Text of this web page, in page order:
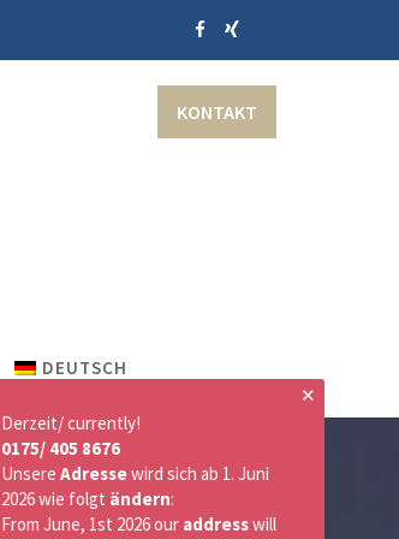
KONTAKT
DEUTSCH
✕
Derzeit/ currently!
0175/ 405 8676
Unsere Adressewird sich ab 1. Juni
2026 wie folgt ändern:
From June, 1st 2026 our addresswill